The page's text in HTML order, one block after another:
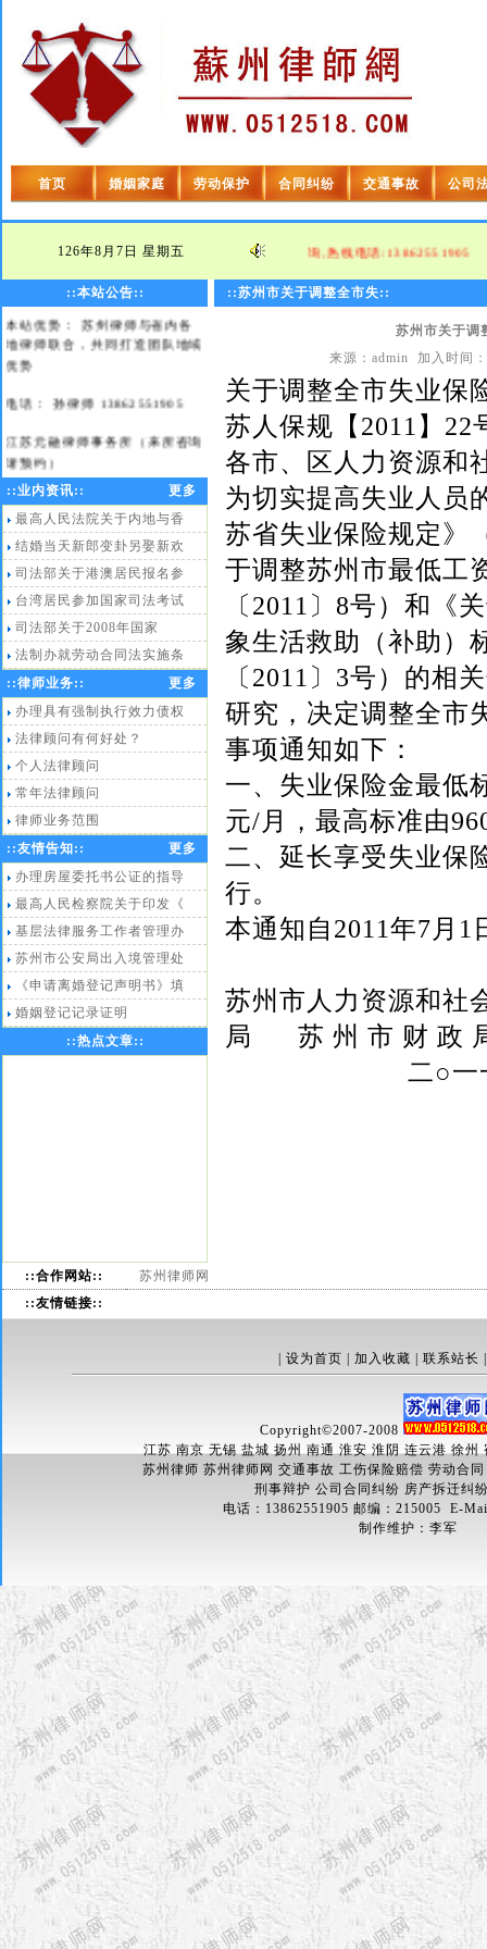
首页 婚姻家庭 劳动保护 合同纠纷 交通事故 公司
126年8月7日 星期五
本网特邀苏州律师,为您提供免费法律咨询,热线电话:13862551905
::本站公告::
本站宗旨： 及时、高效、优质
本站优势： 苏州律师与省内各
地律师联合，共同打造团队地域
优势
电话： 孙律师 13862551905
江苏元融律师事务所（来所咨询
请预约）
地址：苏州市解放东路桐泾商务
广场2号楼603室
::业内资讯::
更多
最高人民法院关于内地与香
结婚当天新郎变卦另娶新欢
司法部关于港澳居民报名参
台湾居民参加国家司法考试
司法部关于2008年国家
法制办就劳动合同法实施条
::律师业务::
更多
办理具有强制执行效力债权
法律顾问有何好处？
个人法律顾问
常年法律顾问
律师业务范围
::友情告知::
更多
办理房屋委托书公证的指导
最高人民检察院关于印发《
基层法律服务工作者管理办
苏州市公安局出入境管理处
《申请离婚登记声明书》填
婚姻登记记录证明
::热点文章::
::苏州市关于调整全市失::
苏州市关于调
来源：admin 加入时间
关于调整全市失业保
苏人保规【2011】22
各市、区人力资源和
为切实提高失业人员
苏省失业保险规定》
于调整苏州市最低工
〔2011〕8号）和《
象生活救助（补助）
〔2011〕3号）的相
研究，决定调整全市
事项通知如下：
一、失业保险金最低
元/月，最高标准由
二、延长享受失业保
行。
本通知自2011年7月1
苏州市人力资源和社
局 苏 州 市 财 政
二○一一年
::合作网站::
苏州律师网
::友情链接::
设为首页 加入收藏 联系站长
Copyright©2007-2008
江苏 南京 无锡 盐城 扬州 南通 淮安 淮阴 连云港 徐州
苏州律师 苏州律师网 交通事故 工伤保险赔偿 劳动合
刑事辩护 公司合同纠纷 房产拆迁纠
电话：13862551905 邮编：215005 E-
制作维护： 李军